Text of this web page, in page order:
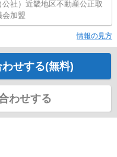
公社）近畿地区不動産公正取
会加盟
情報の見方
せする(無料)
わせする